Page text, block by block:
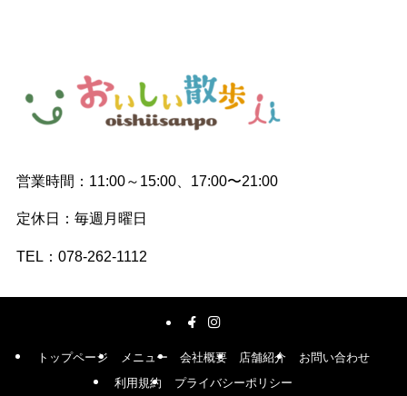
営業時間：11:00～15:00、17:00〜21:00
定休日：毎週月曜日
TEL：078-262-1112
トップページ メニュー 会社概要 店舗紹介
お問い合わせ
利用規約
プライバシーポリシー